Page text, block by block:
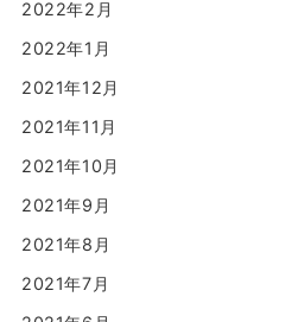
2022年2月
2022年1月
2021年12月
2021年11月
2021年10月
2021年9月
2021年8月
2021年7月